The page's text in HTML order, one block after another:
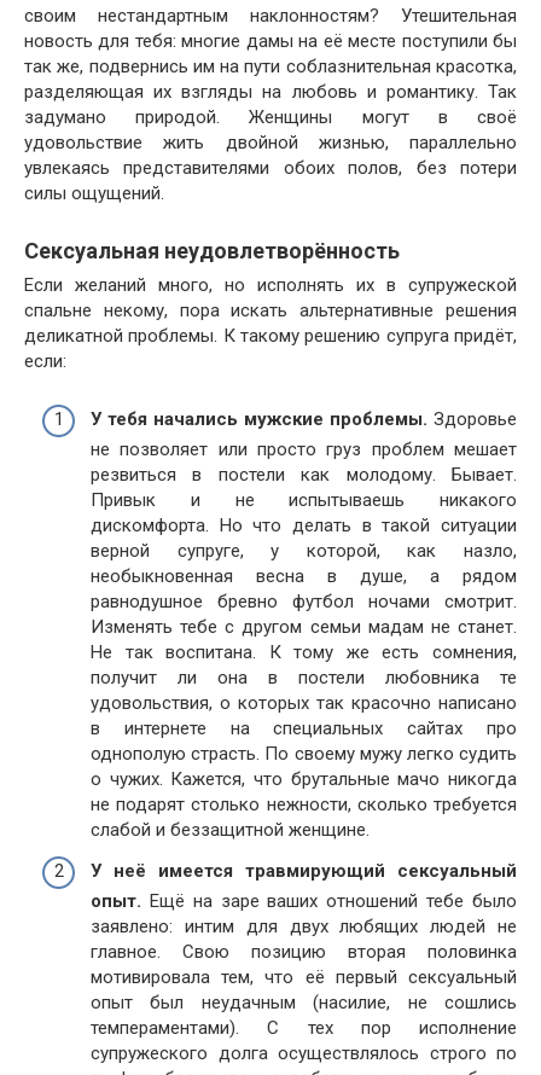
своим нестандартным наклонностям? Утешительная
новость для тебя: многие дамы на её месте поступили бы
так же, подвернись им на пути соблазнительная красотка,
разделяющая их взгляды на любовь и романтику. Так
задумано природой. Женщины могут в своё
удовольствие жить двойной жизнью, параллельно
увлекаясь представителями обоих полов, без потери
силы ощущений.
Сексуальная неудовлетворённость
Если желаний много, но исполнять их в супружеской
спальне некому, пора искать альтернативные решения
деликатной проблемы. К такому решению супруга придёт,
если:
У тебя начались мужские проблемы. Здоровье
не позволяет или просто груз проблем мешает
резвиться в постели как молодому. Бывает.
Привык и не испытываешь никакого
дискомфорта. Но что делать в такой ситуации
верной супруге, у которой, как назло,
необыкновенная весна в душе, а рядом
равнодушное бревно футбол ночами смотрит.
Изменять тебе с другом семьи мадам не станет.
Не так воспитана. К тому же есть сомнения,
получит ли она в постели любовника те
удовольствия, о которых так красочно написано
в интернете на специальных сайтах про
однополую страсть. По своему мужу легко судить
о чужих. Кажется, что брутальные мачо никогда
не подарят столько нежности, сколько требуется
слабой и беззащитной женщине.
У неё имеется травмирующий сексуальный
опыт. Ещё на заре ваших отношений тебе было
заявлено: интим для двух любящих людей не
главное. Свою позицию вторая половинка
мотивировала тем, что её первый сексуальный
опыт был неудачным (насилие, не сошлись
темпераментами). С тех пор исполнение
супружеского долга осуществлялось строго по